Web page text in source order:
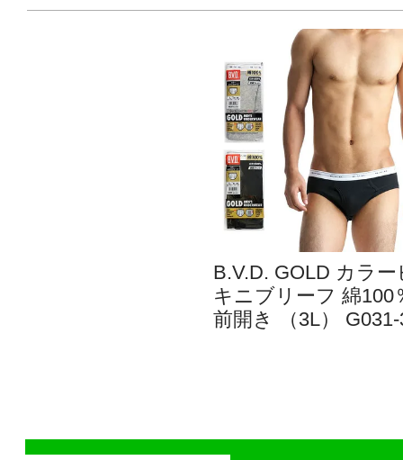
B.V.D. GOLD カラー
キニブリーフ 綿100
前開き （3L）